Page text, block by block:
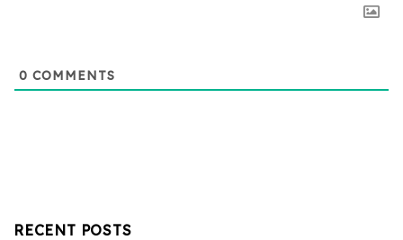
0 COMMENTS
RECENT POSTS